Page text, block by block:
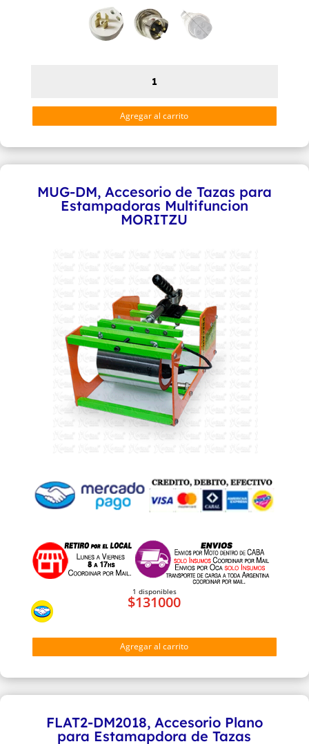
$50000
Estampadoras
de
Tazas
Moritzu
Agregar al carrito
MUG-DM, Accesorio de Tazas para
Estampadoras Multifuncion
MORITZU
$131000
1 disponibles
MUG-
DM,
para
Agregar al carrito
FLAT2-DM2018, Accesorio Plano
para Estamapdora de Tazas